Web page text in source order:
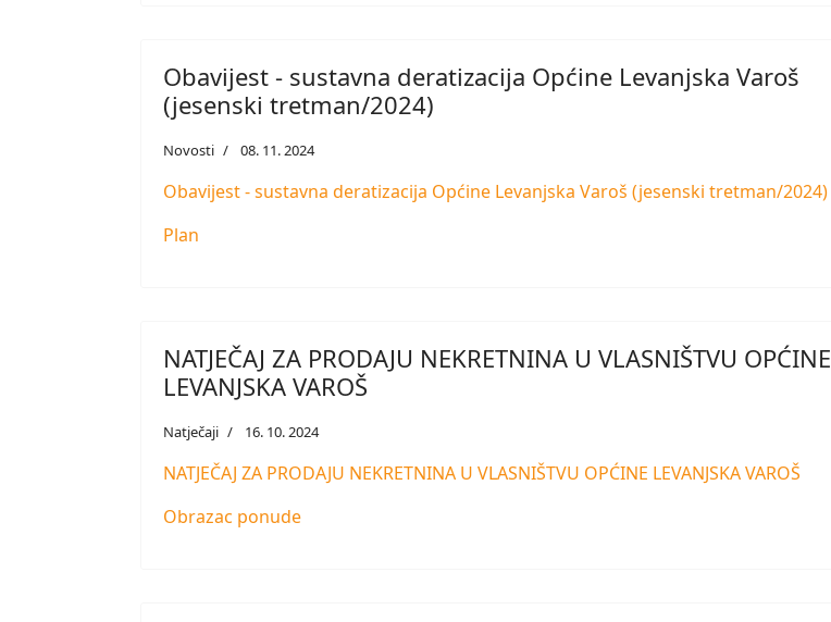
Obavijest - sustavna deratizacija Općine Levanjska Varoš
(jesenski tretman/2024)
Novosti 08. 11. 2024
Obavijest - sustavna deratizacija Općine Levanjska Varoš (jesenski tretman/2024)
Plan
NATJEČAJ ZA PRODAJU NEKRETNINA U VLASNIŠTVU OPĆINE
LEVANJSKA VAROŠ
Natječaji 16. 10. 2024
NATJEČAJ ZA PRODAJU NEKRETNINA U VLASNIŠTVU OPĆINE LEVANJSKA VAROŠ
Obrazac ponude